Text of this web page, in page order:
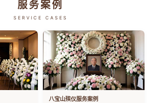
服务案例
SERVICE CASES
八宝山殡仪服务案例